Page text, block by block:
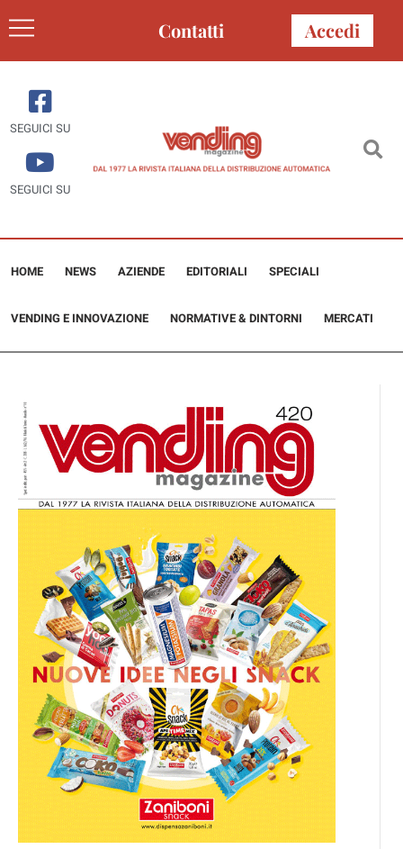
Contatti Accedi
SEGUICI SU
SEGUICI SU
HOME NEWS AZIENDE EDITORIALI SPECIALI
VENDING E INNOVAZIONE NORMATIVE & DINTORNI MERCATI